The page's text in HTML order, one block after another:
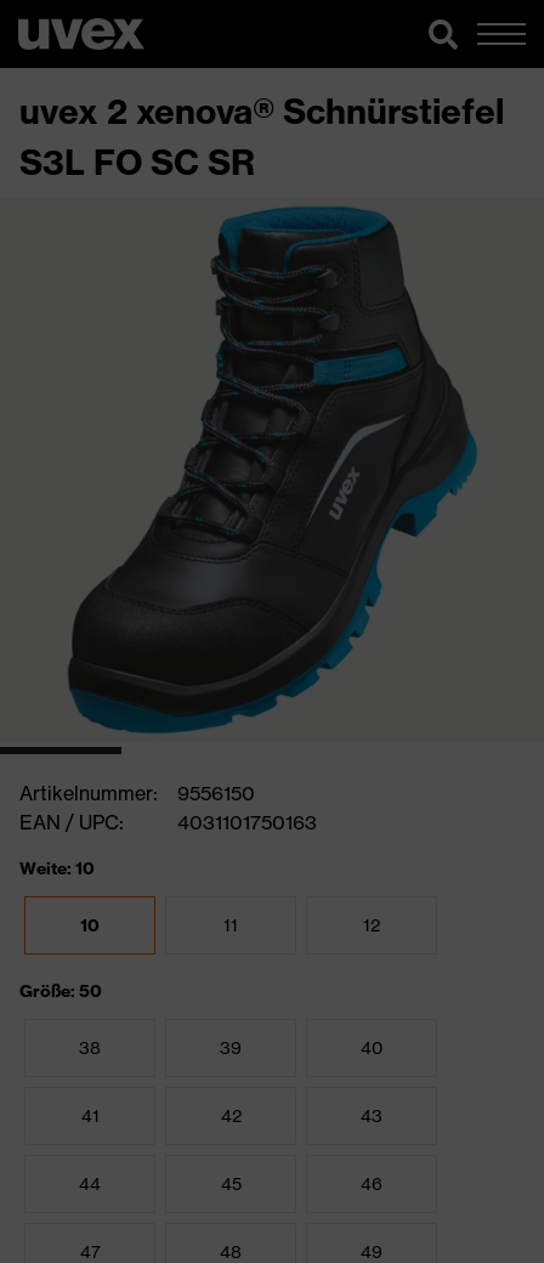
uvex 2 xenova® Schnürstiefel
S3L FO SC SR
Artikelnummer:
9556150
EAN / UPC:
4031101750163
Weite: 10
10 11 12
Größe: 50
38 39 40
41 42 43
44 45 46
47 48 49